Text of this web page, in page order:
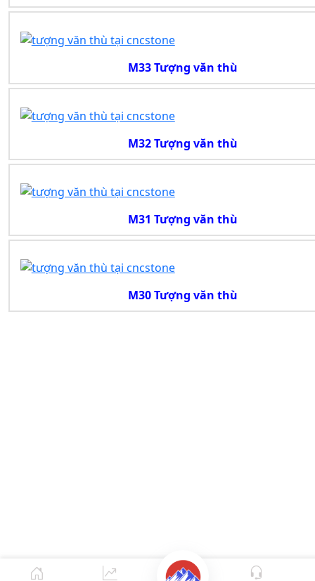
M33 Tượng văn thù
M32 Tượng văn thù
M31 Tượng văn thù
M30 Tượng văn thù